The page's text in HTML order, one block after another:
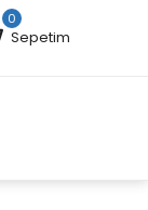
0
Sepetim